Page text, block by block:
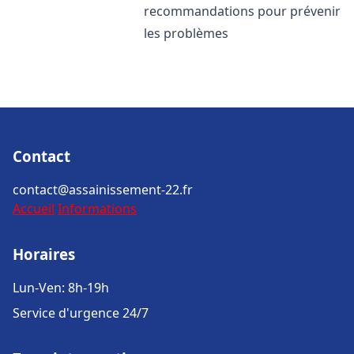
recommandations pour prévenir
les problèmes
Contact
contact@assainissement-22.fr
Accueil Informations
Horaires
Lun-Ven: 8h-19h
Service d'urgence 24/7